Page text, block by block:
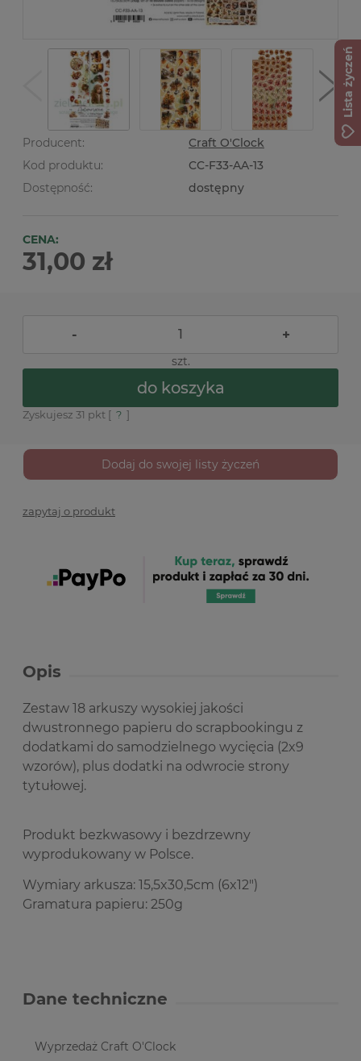
Producent:
Craft O'Clock
Kod produktu:
CC-F33-AA-13
Dostępność:
dostępny
CENA:
31,00 zł
- +
szt.
do koszyka
Zyskujesz 31 pkt [ ? ]
Dodaj do swojej listy życzeń
zapytaj o produkt
Opis
Zestaw 18 arkuszy wysokiej jakości
dwustronnego papieru do scrapbookingu z
dodatkami do samodzielnego wycięcia (2x9
wzorów), plus dodatki na odwrocie strony
tytułowej.
Produkt bezkwasowy i bezdrzewny
wyprodukowany w Polsce.
Wymiary arkusza: 15,5x30,5cm (6x12")
Gramatura papieru: 250g
Dane techniczne
Wyprzedaż Craft O'Clock
Lista życzeń